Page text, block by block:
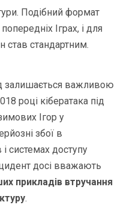
Подібний формат
Іграх, і для
став стандартним.
залишається важливою
році кібератака під
Ігор у
збої в
і системах доступу
досі вважають
прикладів втручання
.